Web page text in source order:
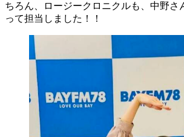
ちろん、ロージークロニクルも、中野さ
って担当しました！！